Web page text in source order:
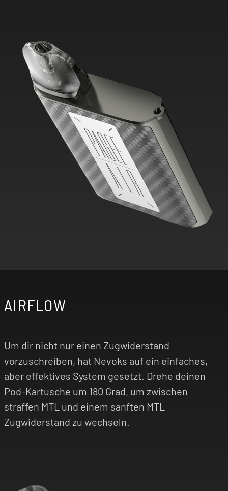
AIRFLOW
Um dir nicht nur einen Zugwiderstand
vorzuschreiben, hat Nevoks auf ein einfaches,
aber effektives System gesetzt. Drehe deinen
Pod-Kartusche um 180 Grad, um zwischen
straffen MTL und einem sanften MTL
Zugwiderstand zu wechseln.